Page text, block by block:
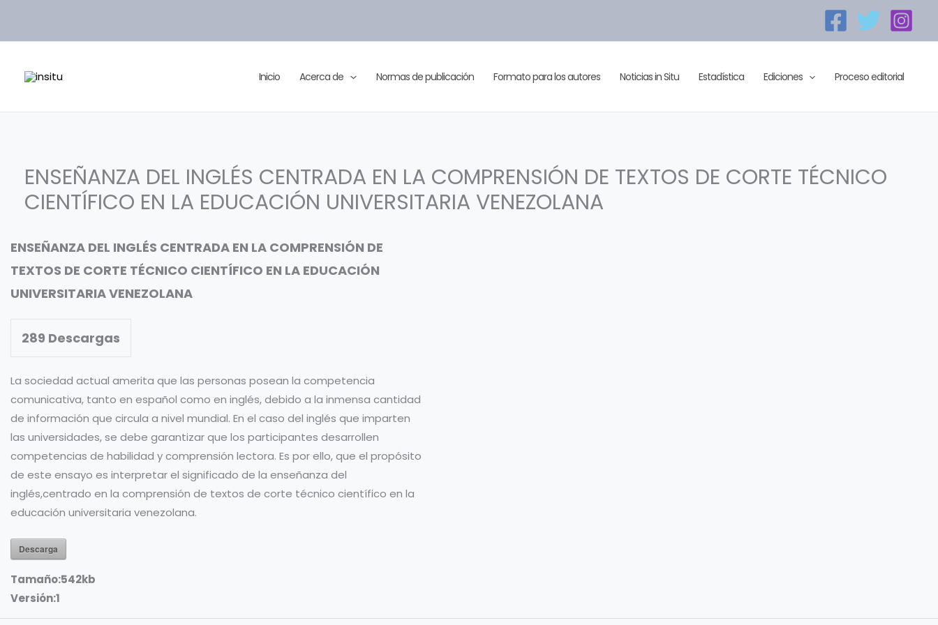
Inicio Acerca de Normas de publicación Formato para los autores Noticias in Situ Estadística Ediciones Proceso editorial
ENSEÑANZA DEL INGLÉS CENTRADA EN LA COMPRENSIÓN DE TEXTOS DE CORTE TÉCNICO
CIENTÍFICO EN LA EDUCACIÓN UNIVERSITARIA VENEZOLANA
ENSEÑANZA DEL INGLÉS CENTRADA EN LA COMPRENSIÓN DE
TEXTOS DE CORTE TÉCNICO CIENTÍFICO EN LA EDUCACIÓN
UNIVERSITARIA VENEZOLANA
289 Descargas
La sociedad actual amerita que las personas posean la competencia
comunicativa, tanto en español como en inglés, debido a la inmensa cantidad
de información que circula a nivel mundial. En el caso del inglés que imparten
las universidades, se debe garantizar que los participantes desarrollen
competencias de habilidad y comprensión lectora. Es por ello, que el propósito
de este ensayo es interpretar el significado de la enseñanza del
inglés,centrado en la comprensión de textos de corte técnico científico en la
educación universitaria venezolana.
Descarga
Tamaño:542kb
Versión:1